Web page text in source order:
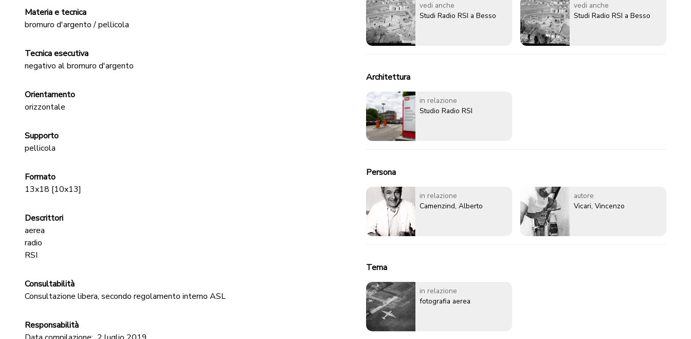
Materia e tecnica
bromuro d'argento / pellicola
Tecnica esecutiva
negativo al bromuro d'argento
Orientamento
orizzontale
Supporto
pellicola
Formato
13x18 [10x13]
Descrittori
aerea
radio
RSI
Consultabilità
Consultazione libera, secondo regolamento interno ASL
Responsabilità
vedi anche
Studi Radio RSI a Besso
vedi anche
Studi Radio RSI a Besso
Architettura
in relazione
Studio Radio RSI
Persona
in relazione
Camenzind, Alberto
autore
Vicari, Vincenzo
Tema
in relazione
fotografia aerea